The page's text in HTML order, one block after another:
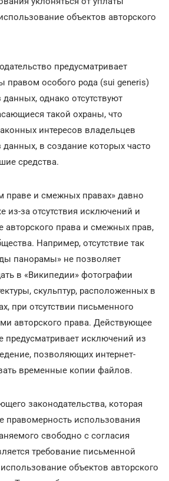
объектов авторского
предусматривает
правом особого рода (sui generis)
однако отсутствуют
такой охраны, что
интересов владельцев
данных, в создание которых часто
средства.
праве и смежных правах» давно
из-за отсутствия исключений и
авторского права и смежных прав,
Например, отсутствие так
панорамы» не позволяет
в «Википедии» фотографии
скульптур, расположенных в
при отсутствии письменного
авторского права. Действующее
предусматривает исключений из
позволяющих интернет-
временные копии файлов.
законодательства, которая
правомерность использования
свободно с согласия
требование письменной
объектов авторского